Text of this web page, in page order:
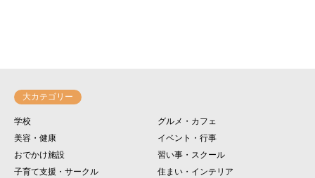
大カテゴリー
学校
グルメ・カフェ
美容・健康
イベント・行事
おでかけ施設
習い事・スクール
子育て支援・サークル
住まい・インテリア